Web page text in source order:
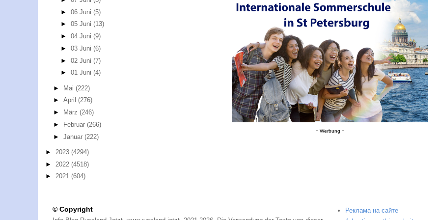
↑ Werbung ↑
►06 Juni(5)
►05 Juni(13)
►04 Juni(9)
►03 Juni(6)
►02 Juni(7)
►01 Juni(4)
► Mai (222)
► April (276)
►
März (246)
►
Februar (266)
► Januar (222)
► 2023 (4294)
► 2022 (4518)
► 2021 (604)
© Copyright
Реклама на сайте